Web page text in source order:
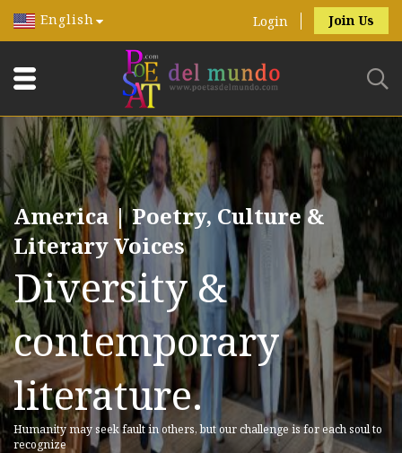
English Login Join Us
America | Poetry, Culture &
Literary Voices
Diversity &
contemporary
literature.
Humanity may seek fault in others, but our challenge is for each soul to
recognize